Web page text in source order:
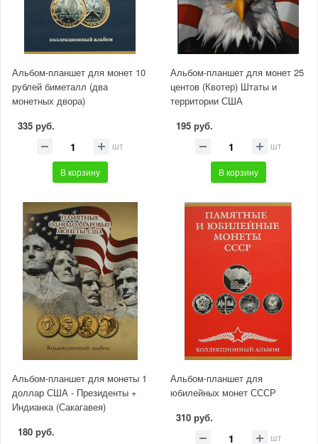
Альбом-планшет для монет 10
рублей биметалл (два
монетных двора)
335 руб.
шт
В корзину
Альбом-планшет для монет 25
центов (Квотер) Штаты и
территории США
195 руб.
шт
В корзину
Альбом-планшет для монеты 1
доллар США - Президенты +
Индианка (Сакагавея)
180 руб.
Альбом-планшет для
юбилейных монет СССР
310 руб.
шт